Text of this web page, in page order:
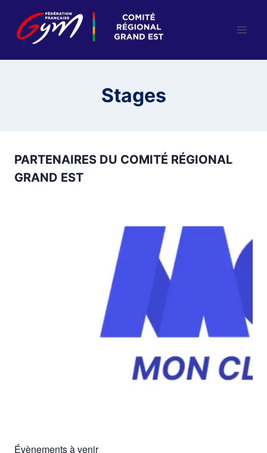
contenu
Stages
PARTENAIRES DU COMITÉ RÉGIONAL
GRAND EST
Évènements à venir